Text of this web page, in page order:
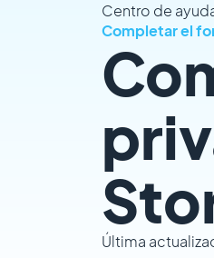
Centro de
Completar el
Última